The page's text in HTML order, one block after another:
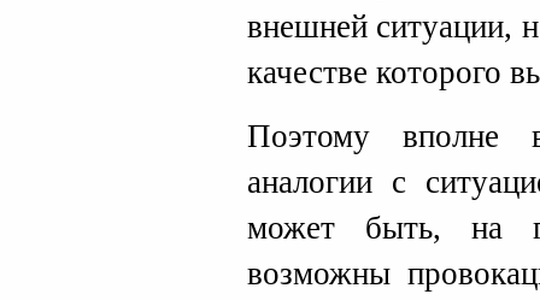
внешней ситуации,
качестве которого
Поэтому вполне
аналогии с
может быть, на
возможны